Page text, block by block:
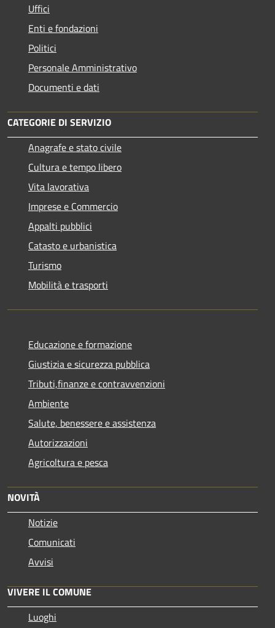
Uffici
Enti e fondazioni
Politici
Personale Amministrativo
Documenti e dati
CATEGORIE DI SERVIZIO
Anagrafe e stato civile
Cultura e tempo libero
Vita lavorativa
Imprese e Commercio
Appalti pubblici
Catasto e urbanistica
Turismo
Mobilità e trasporti
Educazione e formazione
Giustizia e sicurezza pubblica
Tributi,finanze e contravvenzioni
Ambiente
Salute, benessere e assistenza
Autorizzazioni
Agricoltura e pesca
NOVITÀ
Notizie
Comunicati
Avvisi
VIVERE IL COMUNE
Luoghi